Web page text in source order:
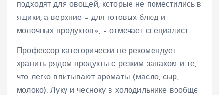
подходят для овощей, которые не поместились в
ящики, а верхние – для готовых блюд и
молочных продуктов», – отмечает специалист.
Профессор категорически не рекомендует
хранить рядом продукты с резким запахом и те,
что легко впитывают ароматы (масло, сыр,
молоко). Луку и чесноку в холодильнике вообще